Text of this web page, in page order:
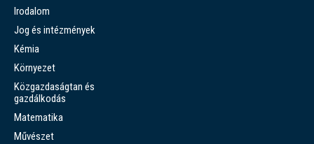
Irodalom
Jog és intézmények
Kémia
Környezet
Közgazdaságtan és
gazdálkodás
Matematika
Művészet